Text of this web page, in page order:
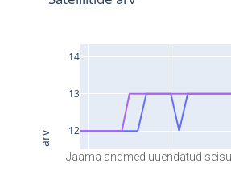
Jaama andmed uuendatud